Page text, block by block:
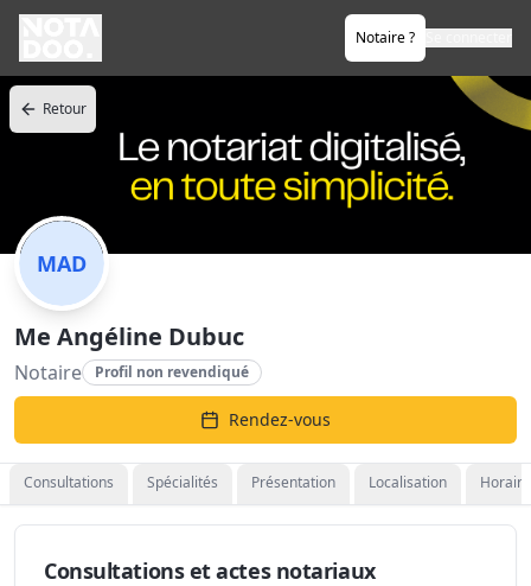
Notaire ?
Retour
MAD
Me Angéline Dubuc
Notaire Profil non revendiqué
Rendez-vous
Consultations Spécialités Présentation Localisation
Consultations et actes notariaux